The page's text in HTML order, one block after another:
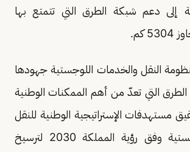
إلى دعم شبكة الطرق التي تتمتع بها
كم.
النقل والخدمات اللوجستية جهودها
الطرق التي تعدّ من أهم الممكنات الوطنية
مستهدفات الإستراتيجية الوطنية للنقل
والخدمات اللوجستية وفق رؤية المملكة 2030 لترسيخ